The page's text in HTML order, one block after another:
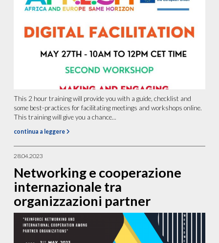
This 2 hour training will provide you with a guide, checklist and
some best-practices for facilitating meetings and workshops online.
This training will give you a chance...
continua a leggere
28.04.2023
Networking e cooperazione
internazionale tra
organizzazioni partner